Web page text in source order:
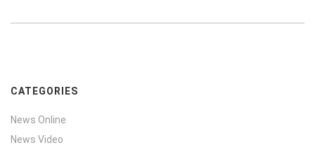
CATEGORIES
News Online
News Video